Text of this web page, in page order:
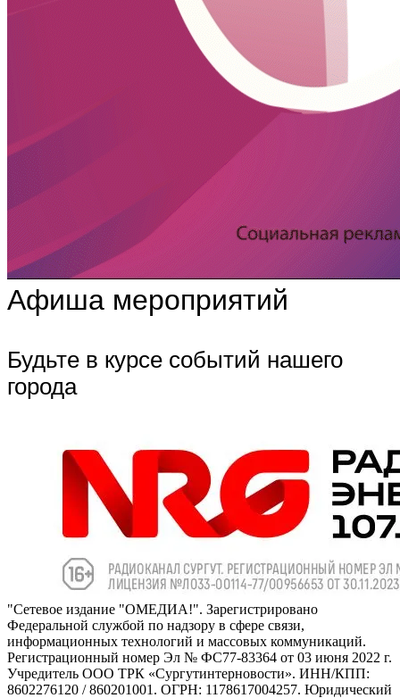
Афиша мероприятий
Будьте в курсе событий нашего
города
"Сетевое издание "ОМЕДИА!". Зарегистрировано
Федеральной службой по надзору в сфере связи,
информационных технологий и массовых коммуникаций.
Регистрационный номер Эл № ФС77-83364 от 03 июня 2022 г.
Учредитель ООО ТРК «Сургутинтерновости». ИНН/КПП:
8602276120 / 860201001. ОГРН: 1178617004257. Юридический